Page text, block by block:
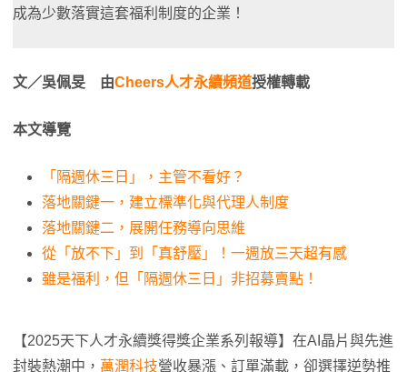
成為少數落實這套福利制度的企業！
文／吳佩旻 由Cheers人才永續頻道授權轉載
本文導覽
「隔週休三日」，主管不看好？
落地關鍵一，建立標準化與代理人制度
落地關鍵二，展開任務導向思維
從「放不下」到「真舒壓」！一週放三天超有感
雖是福利，但「隔週休三日」非招募賣點！
【2025天下人才永續獎得獎企業系列報導】在AI晶片與先進
封裝熱潮中， 萬潤科技營收暴漲、訂單滿載，卻選擇逆勢推